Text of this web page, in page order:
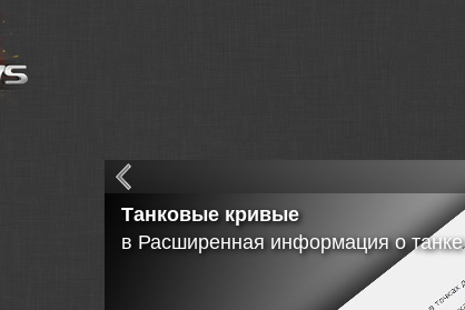
Танковые кривые
в Расширенная информация о танке